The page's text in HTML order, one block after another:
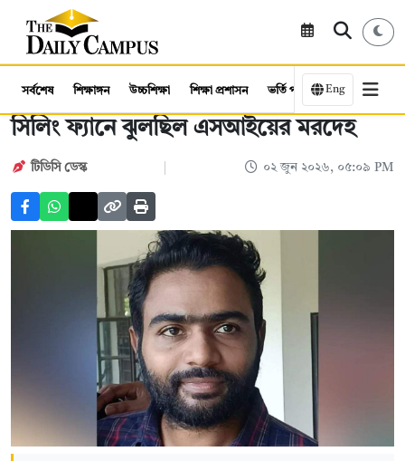
সর্বশেষ শিক্ষাঙ্গন উচ্চশিক্ষা শিক্ষা প্রশাসন ভর্তি পরীক্ষা কর্মসংস্থান
Eng
সিলিং ফ্যানে ঝুলছিল এসআইয়ের মরদেহ
টিডিসি ডেস্ক ০২ জুন ২০২৬, ০৫:০৯ PM